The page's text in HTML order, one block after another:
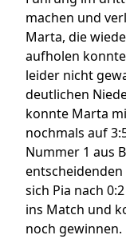
machen und
Marta, die
aufholen
leider nicht
deutlichen
konnte Marta
nochmals auf
Nummer 1 aus
sich Pia nach
ins Match und
noch gewinnen.